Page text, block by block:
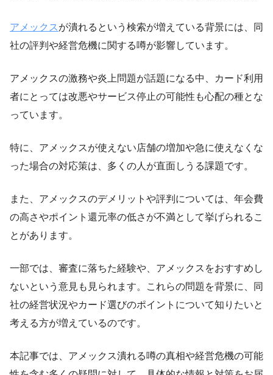
アメックス が潰れるという検索が増えている背景には、同
社の評判や経営危機に関する噂が影響しています。
アメックスの激務や炎上問題が話題になる中、カード利用
者にとっては改悪やサービス停止の可能性も心配の種とな
っています。
特に、アメックスが使えない店舗の増加や急に使えなくな
った場合の対応策は、多くの人が直面しうる課題です。
また、アメックスのデメリットや評判については、年会費
の高さやポイント還元率の低さが不満として挙げられるこ
とがあります。
一部では、審査に落ちた経験や、アメックスをおすすめし
ないという意見も見られます。これらの問題を背景に、同
社の経営状況やカード選びのポイントについて知りたいと
考える方が増えているのです。
本記事では、アメックス潰れる噂の真相や経営危機の可能